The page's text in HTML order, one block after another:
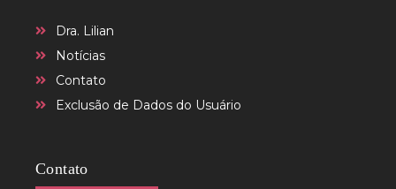
Dra. Lilian
Notícias
Contato
Exclusão de Dados do Usuário
Contato